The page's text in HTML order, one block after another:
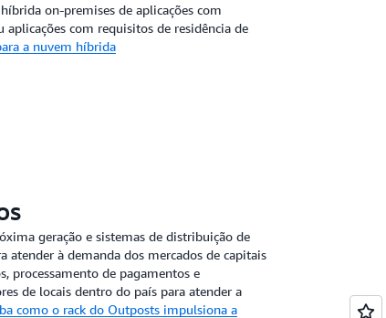
on-premises de aplicações com
com requisitos de residência de
a nuvem híbrida
geração e sistemas de distribuição de
atender à demanda dos mercados de capitais
processamento de pagamentos e
de locais dentro do país para atender a
como o rack do Outposts impulsiona a